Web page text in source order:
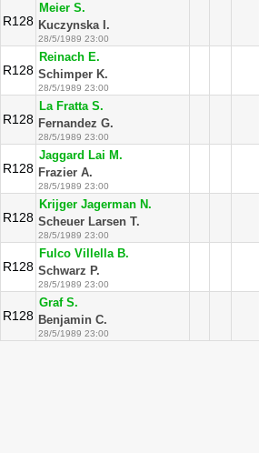
R128
Meier S.
Kuczynska I.
28/5/1989 23:00
R128
Reinach E.
Schimper K.
28/5/1989 23:00
R128
La Fratta S.
Fernandez G.
28/5/1989 23:00
R128
Jaggard Lai M.
Frazier A.
28/5/1989 23:00
R128
Krijger Jagerman N.
Scheuer Larsen T.
28/5/1989 23:00
R128
Fulco Villella B.
Schwarz P.
28/5/1989 23:00
R128
Graf S.
Benjamin C.
28/5/1989 23:00